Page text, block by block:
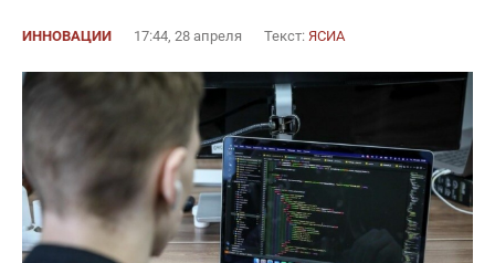
ИННОВАЦИИ 17:44, 28 апреля Текст: ЯСИА